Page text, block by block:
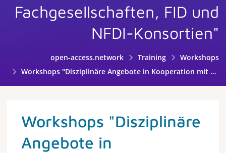
Fachgesellschaften, FID und
NFDI-Konsortien"
open-access.network Training
Workshops
Workshops "Disziplinäre Angebote in Kooperation mit Fachgesellschaften"
Workshops "Disziplinäre
Angebote in